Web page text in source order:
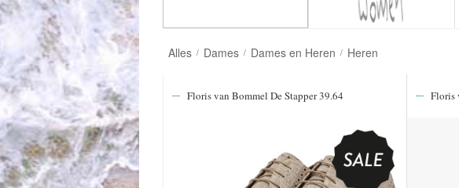
Alles / Dames / Dames en Heren / Heren
Floris van Bommel De Stapper 39.64 Floris